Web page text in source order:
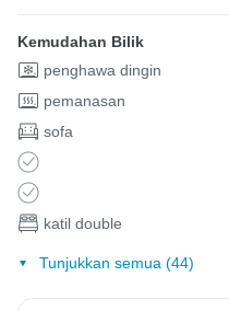
Kemudahan Bilik
penghawa dingin
pemanasan
sofa
katil double
Tunjukkan semua (44)